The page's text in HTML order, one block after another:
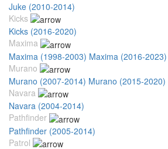
Juke (2010-2014)
Kicks
Kicks (2016-2020)
Maxima
Maxima (1998-2003) Maxima (2016-2023)
Murano
Murano (2007-2014) Murano (2015-2020)
Navara
Navara (2004-2014)
Pathfinder
Pathfinder (2005-2014)
Patrol